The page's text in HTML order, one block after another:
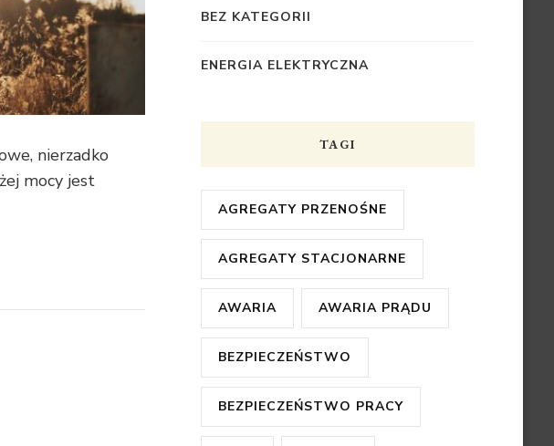
nierzadko
mocy jest
BEZ KATEGORII
ENERGIA ELEKTRYCZNA
TAGI
AGREGATY PRZENOŚNE
AGREGATY STACJONARNE
AWARIA AWARIA PRĄDU
BEZPIECZEŃSTWO
BEZPIECZEŃSTWO PRACY